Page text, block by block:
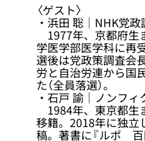
〈ゲスト〉
・浜田 聡｜NHK党
1977年、京都府生
学医学部医学科に再
選後は党政策調査会
労と自治労連から国
た（全員落選）。
・石戸 諭｜ノンフ
1984年、東京都生
移籍。2018年に独立
稿。著書に『ルポ 百